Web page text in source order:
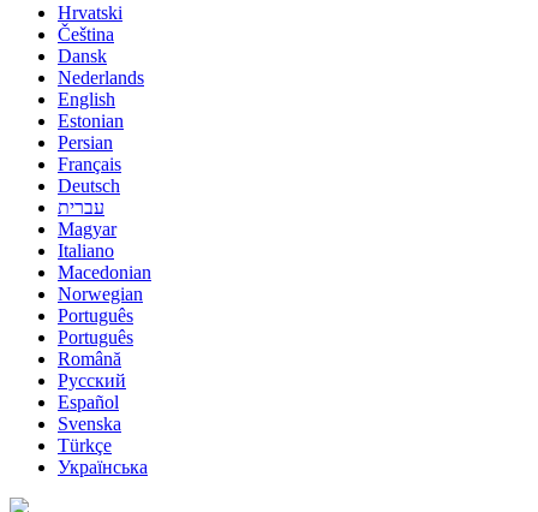
Hrvatski
Čeština
Dansk
Nederlands
English
Estonian
Persian
Français
Deutsch
עברית
Magyar
Italiano
Macedonian
Norwegian
Português
Português
Română
Русский
Español
Svenska
Türkçe
Українська